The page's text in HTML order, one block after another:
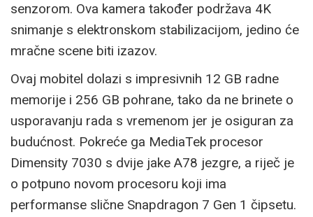
senzorom. Ova kamera također podržava 4K
snimanje s elektronskom stabilizacijom, jedino će
mračne scene biti izazov.
Ovaj mobitel dolazi s impresivnih 12 GB radne
memorije i 256 GB pohrane, tako da ne brinete o
usporavanju rada s vremenom jer je osiguran za
budućnost. Pokreće ga MediaTek procesor
Dimensity 7030 s dvije jake A78 jezgre, a riječ je
o potpuno novom procesoru koji ima
performanse slične Snapdragon 7 Gen 1 čipsetu.